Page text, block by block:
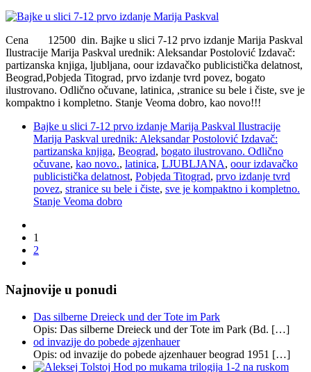
Cena 12500 din. Bajke u slici 7-12 prvo izdanje Marija Paskval
Ilustracije Marija Paskval urednik: Aleksandar Postolović Izdavač:
partizanska knjiga, ljubljana, oour izdavačko publicistička delatnost,
Beograd,Pobjeda Titograd, prvo izdanje tvrd povez, bogato
ilustrovano. Odlično očuvane, latinica, ,stranice su bele i čiste, sve je
kompaktno i kompletno. Stanje Veoma dobro, kao novo!!!
Bajke u slici 7-12 prvo izdanje Marija Paskval Ilustracije
Marija Paskval urednik: Aleksandar Postolović Izdavač:
partizanska knjiga, Beograd, bogato ilustrovano. Odlično
očuvane, kao novo., latinica, LJUBLJANA, oour izdavačko
publicistička delatnost, Pobjeda Titograd, prvo izdanje tvrd
povez, stranice su bele i čiste, sve je kompaktno i kompletno.
Stanje Veoma dobro
1
2
Najnovije u ponudi
Das silberne Dreieck und der Tote im Park
Opis: Das silberne Dreieck und der Tote im Park (Bd. […]
od invazije do pobede ajzenhauer
Opis: od invazije do pobede ajzenhauer beograd 1951 […]